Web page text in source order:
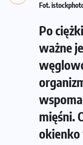
Fot.
Po
ważne
mięśni.